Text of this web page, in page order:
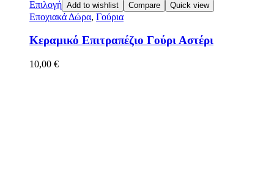
Επιλογή Add to wishlist Compare Quick view
Εποχιακά Δώρα, Γούρια
Κεραμικό Επιτραπέζιο Γούρι Αστέρι
10,00 €